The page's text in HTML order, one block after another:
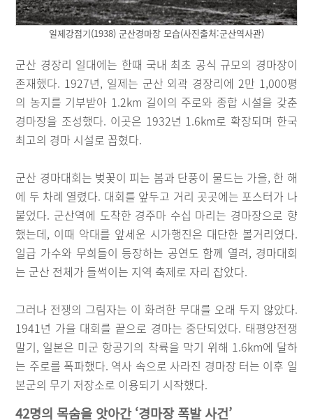
일제강점기(1938) 군산경마장 모습(사진출처:군산역사관)
군산 경장리 일대에는 한때 국내 최초 공식 규모의 경마장이
존재했다. 1927년, 일제는 군산 외곽 경장리에 2만 1,000평
의 농지를 기부받아 1.2km 길이의 주로와 종합 시설을 갖춘
경마장을 조성했다. 이곳은 1932년 1.6km로 확장되며 한국
최고의 경마 시설로 꼽혔다.
군산 경마대회는 벚꽃이 피는 봄과 단풍이 물드는 가을, 한 해
에 두 차례 열렸다. 대회를 앞두고 거리 곳곳에는 포스터가 나
붙었다. 군산역에 도착한 경주마 수십 마리는 경마장으로 향
했는데, 이때 악대를 앞세운 시가행진은 대단한 볼거리였다.
일급 가수와 무희들이 등장하는 공연도 함께 열려, 경마대회
는 군산 전체가 들썩이는 지역 축제로 자리 잡았다.
그러나 전쟁의 그림자는 이 화려한 무대를 오래 두지 않았다.
1941년 가을 대회를 끝으로 경마는 중단되었다. 태평양전쟁
말기, 일본은 미군 항공기의 착륙을 막기 위해 1.6km에 달하
는 주로를 폭파했다. 역사 속으로 사라진 경마장 터는 이후 일
본군의 무기 저장소로 이용되기 시작했다.
42명의 목숨을 앗아간 ‘경마장 폭발 사건’